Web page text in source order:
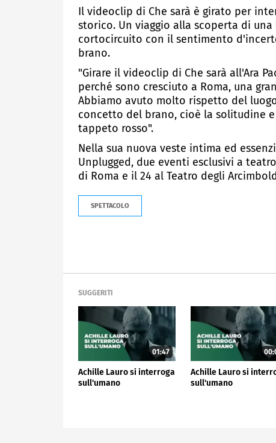
Il videoclip di Che sarà è girato per
storico. Un viaggio alla scoperta di
cortocircuito con il sentimento
brano.
"Girare il videoclip di Che sarà all'Ara
perché sono cresciuto a Roma, una
Abbiamo avuto molto rispetto del
concetto del brano, cioè la solitudine
tappeto rosso".
Nella sua nuova veste intima ed
Unplugged, due eventi esclusivi a
di Roma e il 24 al Teatro degli
SPETTACOLO
SUGGERITI
01:47
Achille Lauro si interroga
sull'umano
Achille Lauro si
sull'umano